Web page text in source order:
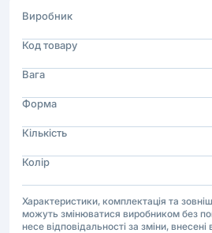
Виробник
Код товару
Вага
Форма
Кількість
Колір
Характеристики, комплектація та
можуть змінюватися виробником без
несе відповідальності за зміни,